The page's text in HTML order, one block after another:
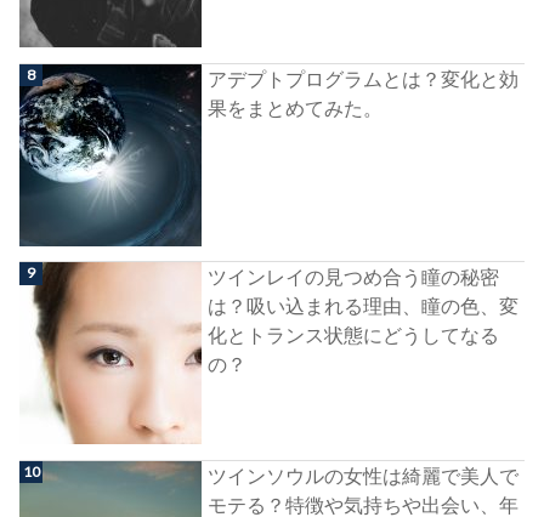
アデプトプログラムとは？変化と効
果をまとめてみた。
ツインレイの見つめ合う瞳の秘密
は？吸い込まれる理由、瞳の色、変
化とトランス状態にどうしてなる
の？
ツインソウルの女性は綺麗で美人で
モテる？特徴や気持ちや出会い、年